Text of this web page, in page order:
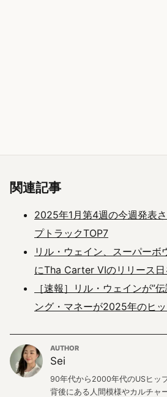
関連記事
2025年1月第4週の今週発表
プトラックTOP7
リル・ウェイン、スーパーボ
にTha Carter VIのリリース日
［速報］リル・ウェインが”
ング・マネーが2025年のヒ
AUTHOR
Sei
90年代から2000年代のUSヒッ
背後にある人間模様やカルチャ